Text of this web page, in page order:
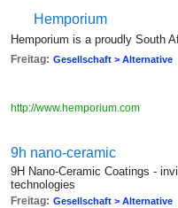
Hemporium
Hemporium is a proudly South
Freitag: Gesellschaft > Alternative
http://www.hemporium.com
9h nano-ceramic
9H Nano-Ceramic Coatings -
technologies
Freitag: Gesellschaft > Alternative